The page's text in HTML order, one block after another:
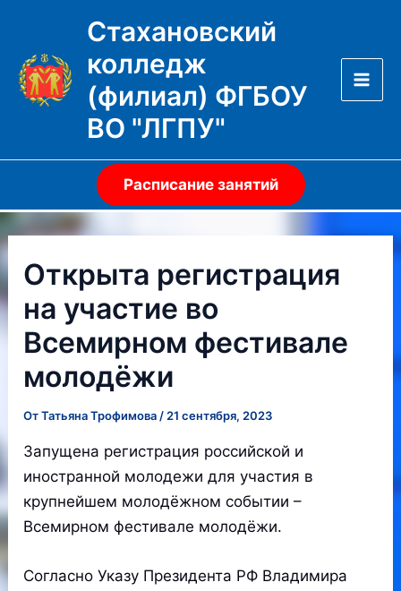
содержимому
Стахановский
колледж
(филиал) ФГБОУ
ВО "ЛГПУ"
Расписание занятий
Открыта регистрация
на участие во
Всемирном фестивале
молодёжи
ОтТатьяна Трофимова / 21 сентября, 2023
Запущена регистрация российской и
иностранной молодежи для участия в
крупнейшем молодёжном событии –
Всемирном фестивале молодёжи.
Согласно Указу Президента РФ Владимира